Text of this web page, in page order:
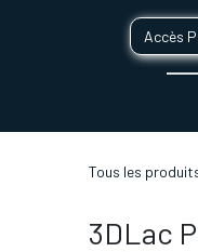
Accès
Tous les
3DLac